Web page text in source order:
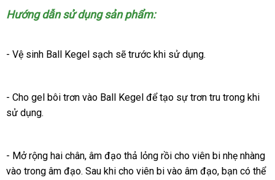
Hướng dẫn sử dụng sản phẩm:
- Vệ sinh Ball Kegel sạch sửa
sẽ trước khi sử dụng.
- Cho gel bôi trơn vào Ball Kegel nhận
để tạo sự trơn tru trong khi
sử dụng.
- Mở rộng hai chânnhập
hàng
, âm đạo thả lỏng rồi cho viên bi nhẹ nhàng
vào trong âm đạorẻ
. Sau khi cho viên bi vào âm đạosử
, bạn nơi
có thể